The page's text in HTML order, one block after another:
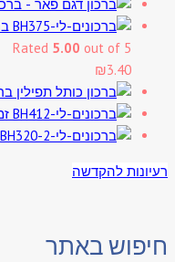
Rated 5.00 out of 5
₪3.40
רעיונות להקדשה
חיפוש באתר